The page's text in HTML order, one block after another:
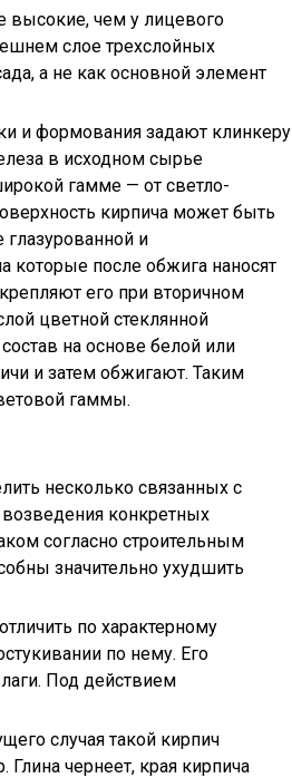
высокие, чем у лицевого
слое трехслойных
а не как основной элемент
и формования задают клинкеру
в исходном сырье
гамме — от светло-
кирпича может быть
глазурованной и
которые после обжига наносят
его при вторичном
цветной стеклянной
на основе белой или
и затем обжигают. Таким
гаммы.
несколько связанных с
конкретных
согласно строительным
значительно ухудшить
по характерному
по нему. Его
Под действием
случая такой кирпич
чернеет, края кирпича